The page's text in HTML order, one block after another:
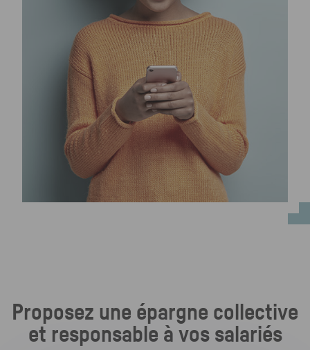
Proposez une épargne collective
et responsable à vos salariés